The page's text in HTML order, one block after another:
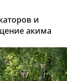
и
акима